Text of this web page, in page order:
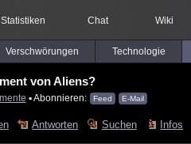
Statistiken Chat Wiki
Verschwörungen Technologie
von Aliens?
▪ Abonnieren: Feed E-Mail
Antworten Suchen Infos